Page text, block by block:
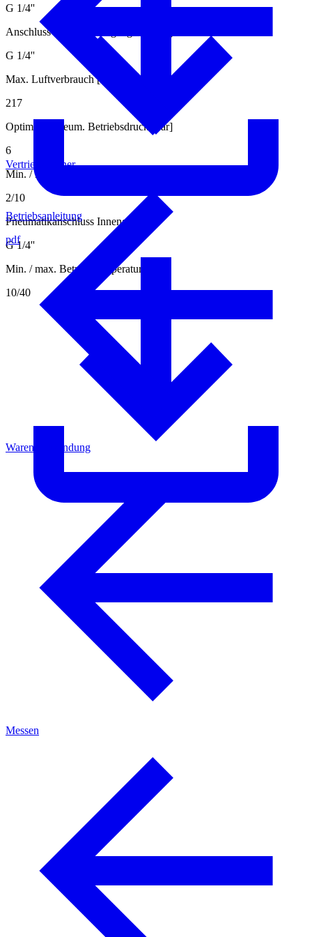
G 1/4''
Anschluss Medium Ausgang Aussengewinde
G 1/4''
Max. Luftverbrauch [l/min.]
217
Optimaler pneum. Betriebsdruck [bar]
6
Min. / max. pneum. Betriebsdruck [bar]
2/10
Pneumatikanschluss Innengewinde
G 1/4''
Min. / max. Betriebstemperatur [°C]
10/40
Betriebsanleitung
pdf
Vertriebspartner
Warenrücksendung
Messen